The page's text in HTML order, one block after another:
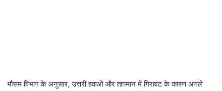
मौसम विभाग के अनुसार, उत्तरी हवाओं और तापमान में गिरावट के कारण अगले